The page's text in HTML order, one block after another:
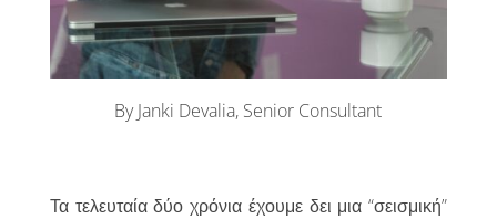
By Janki Devalia, Senior Consultant
Τα τελευταία δύο χρόνια έχουμε δει μια “σεισμική”